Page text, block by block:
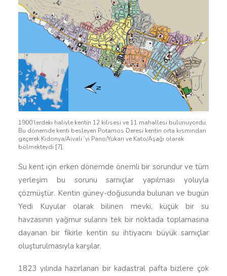
1900’lerdeki haliyle kentin 12 kilisesi ve 11 mahallesi bulunuyordu.
Bu dönemde kenti besleyen Potamos Deresi kentin orta kısmından
geçerek Kidonya/Aivali ’yi Pano/Yukarı ve Kato/Aşağı olarak
bölmekteydi [7].
Su kent için erken dönemde önemli bir sorundur ve tüm
yerleşim bu sorunu sarnıçlar yapılması yoluyla
çözmüştür. Kentin güney-doğusunda bulunan ve bugün
Yedi Kuyular olarak bilinen mevki, küçük bir su
havzasının yağmur sularını tek bir noktada toplamasına
dayanan bir fikirle kentin su ihtiyacını büyük sarnıçlar
oluşturulmasıyla karşılar.
1823 yılında hazırlanan bir kadastral pafta bizlere çok